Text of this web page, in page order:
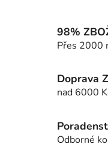
98%
Přes 2000
Doprava
nad 6000
Odborné